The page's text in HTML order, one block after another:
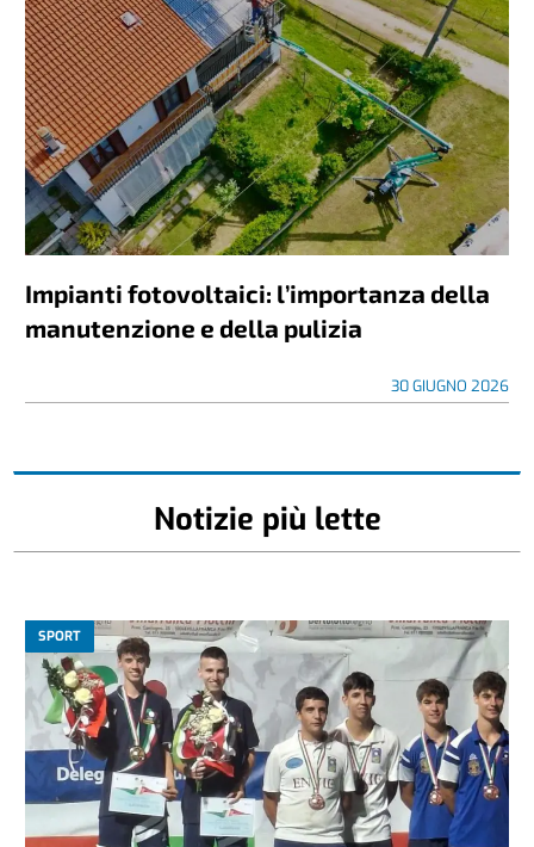
Impianti fotovoltaici: l’importanza della
manutenzione e della pulizia
30 GIUGNO 2026
Notizie più lette
SPORT